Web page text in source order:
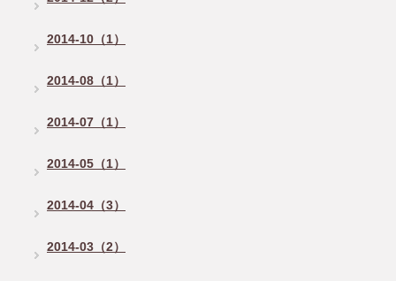
2014-10（1）
2014-08（1）
2014-07（1）
2014-05（1）
2014-04（3）
2014-03（2）